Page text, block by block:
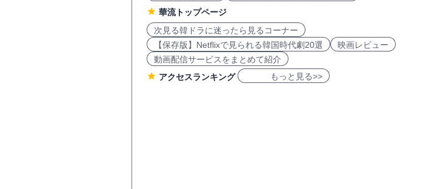
華流トップページ
次見る韓ドラに迷ったら見るコーナー
【保存版】Netflixで見られる韓国時代劇20選
映画レビュー
動画配信サービスをまとめて紹介
アクセスランキング
もっと見る>>